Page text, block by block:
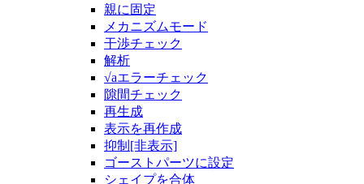
親に固定
メカニズムモード
干渉チェック
解析
√aエラーチェック
隙間チェック
再生成
表示を再作成
抑制[非表示]
ゴーストパーツに設定
シェイプを合体